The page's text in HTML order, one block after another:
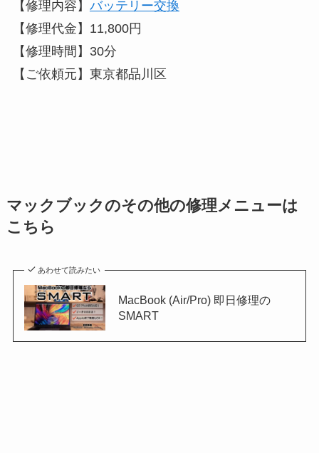
【修理内容】 バッテリー交換
【修理代金】11,800円
【修理時間】30分
【ご依頼元】東京都品川区
マックブックのその他の修理メニューは
こちら
あわせて読みたい
MacBook (Air/Pro) 即日修理の
SMART